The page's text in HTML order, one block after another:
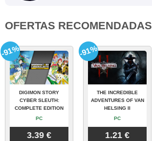
OFERTAS RECOMENDADAS
DIGIMON STORY
CYBER SLEUTH:
COMPLETE EDITION
PC
3.39 €
-91%
THE INCREDIBLE
ADVENTURES OF VAN
HELSING II
PC
1.21 €
-91%